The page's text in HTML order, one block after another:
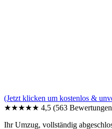
(Jetzt klicken um kostenlos &
★★★★★ 4,5 (563
Ihr Umzug, vollständig